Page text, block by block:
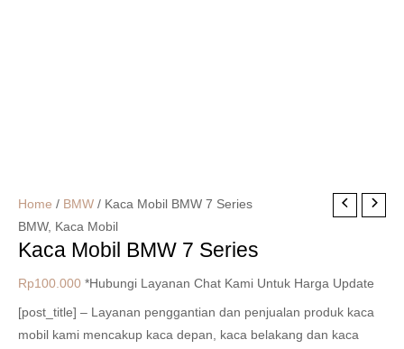
Home / BMW / Kaca Mobil BMW 7 Series
BMW, Kaca Mobil
Kaca Mobil BMW 7 Series
Rp100.000 *Hubungi Layanan Chat Kami Untuk Harga Update
[post_title] – Layanan penggantian dan penjualan produk kaca
mobil kami mencakup kaca depan, kaca belakang dan kaca